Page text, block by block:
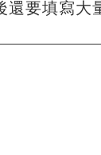
要填寫大